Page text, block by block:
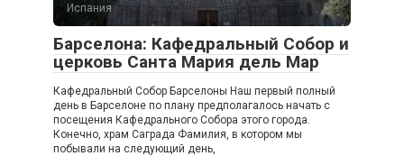
Испания
Барселона: Кафедральный Собор и
церковь Санта Мария дель Мар
Кафедральный Собор Барселоны Наш первый полный
день в Барселоне по плану предполагалось начать с
посещения Кафедрального Собора этого города.
Конечно, храм Саграда Фамилия, в котором мы
побывали на следующий день,